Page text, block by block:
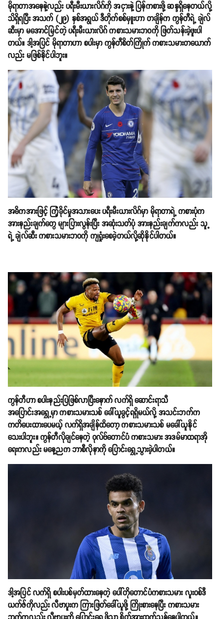
မိုရာတာအနေနဲ့လည်း ပရီးမီးယားလိဂ်ကို အငှားနဲ့ ပြန်ကစားဖို့ ဆန္ဒရှိနေတယ်လို့
သိရှိရပြီး အသက် (၂၉) နှစ်အရွယ် ဒီတိုက်စစ်မှူးဟာ တချိန်က ကွန်တီရဲ့ ချဲလ်
ဆီးမှာ မအောင်မြင်တဲ့ ပရီးမီးယားလိဂ် ကစားသမားဘဝကို ဖြတ်သန်းခဲ့ဖူးပါ
တယ်။ ဒါ့အပြင် မိုရာတာဟာ စပါးမှာ ကွန်တီစိတ်ကြိုက် ကစားသမားတယောက်
လည်း မဖြစ်နိုင်ပါဘူး။
အဓိကအားဖြင့် ကြံ့ခိုင်မှုအသားပေး ပရီးမီးယားလိဂ်မှာ မိုရာတာရဲ့ ကစားပုံက
အားနည်းချက်တွေ များပြားလွန်းပြီး အဆုံးသတ်ပုံ အားနည်းချက်ကလည်း သူ့
ရဲ့ ချဲလ်ဆီး ကစားသမားဘဝကို ကျရှုံးစေခဲ့တယ်လို့ဆိုနိုင်ပါတယ်။
ကွန်တီဟာ စပါးနည်းပြဖြစ်လာပြီးနောက် လက်ရှိ ဆောင်းရာသီ
အပြောင်းအရွှေ့မှာ ကစားသမားသစ် ခေါ်ယူခွင့်ရရှိမယ်လို့ အသင်းဘက်က
ကတိပေးထားပေမယ့် လက်ရှိအချိန်ထိတော့ ကစားသမားသစ် မခေါ်ယူနိုင်
သေးပါဘူး။ ကွန်တီလိုချင်နေတဲ့ ဝုလ်ဗ်တောင်ပံ ကစားသမား အဒမ်မာထရာအို
ရေးကလည်း မနေ့ညက ဘာစီလိုနာကို ပြောင်းရွှေ့သွားခဲ့ပါတယ်။
ဒါ့အပြင် လက်ရှိ စပါးပစ်မှတ်ထားနေတဲ့ ပေါ်တိုတောင်ပံကစားသမား လူးဝစ်ဒီ
ယက်ဇ်ကိုလည်း လီဗာပူးက ကြားဖြတ်ခေါ်ယူဖို့ ကြိုးစားနေပြီး ကစားသမား